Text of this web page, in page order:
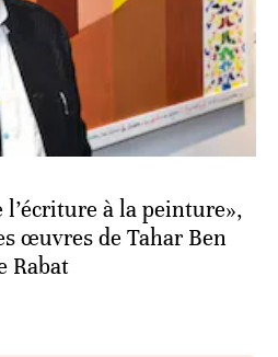
l’écriture à la peinture»,
œuvres de Tahar Ben
Rabat